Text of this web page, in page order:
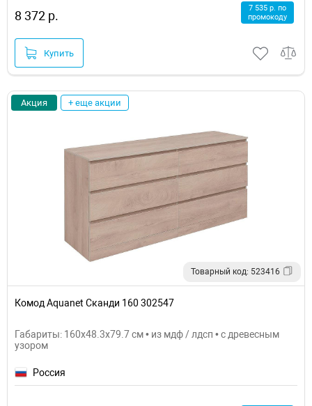
8 372 р.
7 535 р. по
промокоду
Купить
Акция + еще акции
Товарный код: 523416
Комод Aquanet Сканди 160 302547
Габариты: 160x48.3x79.7 см • из мдф / лдсп • с древесным
узором
Россия